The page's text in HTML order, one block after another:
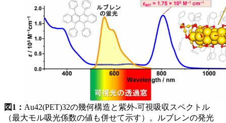
図1： Au42(PET)32の幾何構造と紫外-可視吸収スペクトル
（最大モル吸光係数の値も併せて示す）。ルブレンの発光